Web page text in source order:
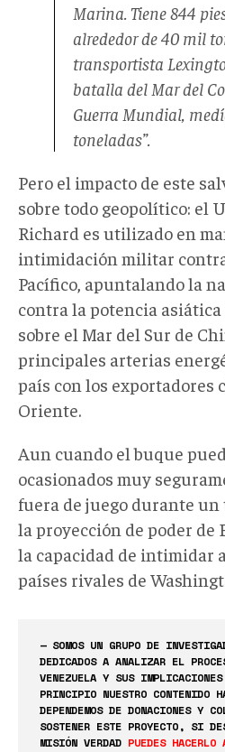
Marina. Tiene 844
alrededor de 40 mil
transportista
batalla del Mar del
Guerra Mundial,
toneladas”.
Pero el impacto de este
sobre todo geopolítico: el
Richard es utilizado en
intimidación militar
Pacífico, apuntalando la
contra la potencia asiática
sobre el Mar del Sur de
principales arterias
país con los exportadores
Oriente.
Aun cuando el buque
ocasionados muy
fuera de juego durante
la proyección de poder de
la capacidad de intimidar
países rivales de
— SOMOS UN GRUPO DE
DEDICADOS A ANALIZAR EL
VENEZUELA Y SUS
PRINCIPIO NUESTRO CONTENIDO
DEPENDEMOS DE DONACIONES Y
SOSTENER ESTE PROYECTO, SI
MISIÓN VERDAD PUEDES HACERLO